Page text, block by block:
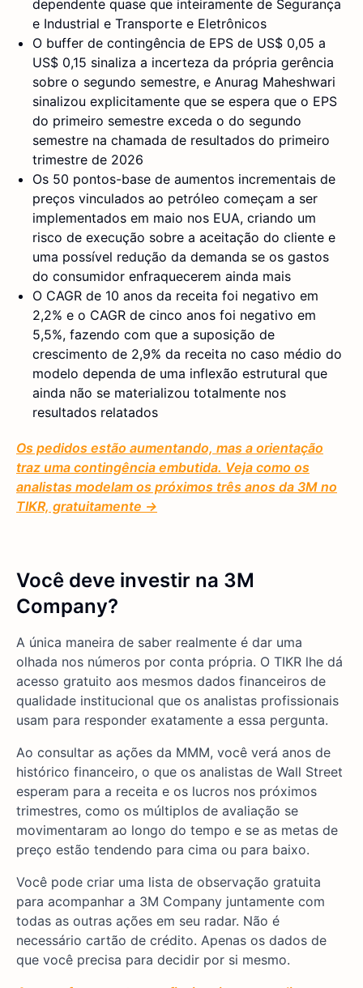
dependente quase que inteiramente de Segurança
e Industrial e Transporte e Eletrônicos
O buffer de contingência de EPS de US$ 0,05 a
US$ 0,15 sinaliza a incerteza da própria gerência
sobre o segundo semestre, e Anurag Maheshwari
sinalizou explicitamente que se espera que o EPS
do primeiro semestre exceda o do segundo
semestre na chamada de resultados do primeiro
trimestre de 2026
Os 50 pontos-base de aumentos incrementais de
preços vinculados ao petróleo começam a ser
implementados em maio nos EUA, criando um
risco de execução sobre a aceitação do cliente e
uma possível redução da demanda se os gastos
do consumidor enfraquecerem ainda mais
O CAGR de 10 anos da receita foi negativo em
2,2% e o CAGR de cinco anos foi negativo em
5,5%, fazendo com que a suposição de
crescimento de 2,9% da receita no caso médio do
modelo dependa de uma inflexão estrutural que
ainda não se materializou totalmente nos
resultados relatados
Os pedidos estão aumentando, mas a orientação
traz uma contingência embutida. Veja como os
analistas modelam os próximos três anos da 3M no
TIKR, gratuitamente →
Você deve investir na 3M
Company?
A única maneira de saber realmente é dar uma
olhada nos números por conta própria. O TIKR lhe dá
acesso gratuito aos mesmos dados financeiros de
qualidade institucional que os analistas profissionais
usam para responder exatamente a essa pergunta.
Ao consultar as ações da MMM, você verá anos de
histórico financeiro, o que os analistas de Wall Street
esperam para a receita e os lucros nos próximos
trimestres, como os múltiplos de avaliação se
movimentaram ao longo do tempo e se as metas de
preço estão tendendo para cima ou para baixo.
Você pode criar uma lista de observação gratuita
para acompanhar a 3M Company juntamente com
todas as outras ações em seu radar. Não é
necessário cartão de crédito. Apenas os dados de
que você precisa para decidir por si mesmo.